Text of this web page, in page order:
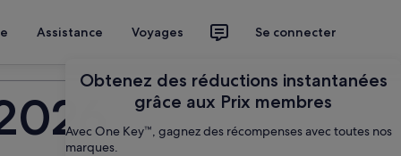
Assistance Voyages Se connecter
Obtenez des réductions instantanées
grâce aux Prix membres
Avec One Key™, gagnez des récompenses avec toutes nos
marques.
Planifier mon voyage